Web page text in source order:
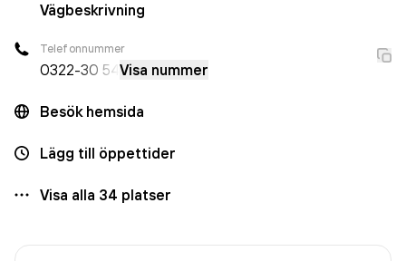
Vägbeskrivning
Telefonnummer
0322-30 54 Visa nummer
Besök hemsida
Lägg till öppettider
Visa alla 34 platser